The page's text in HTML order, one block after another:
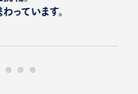
っています。